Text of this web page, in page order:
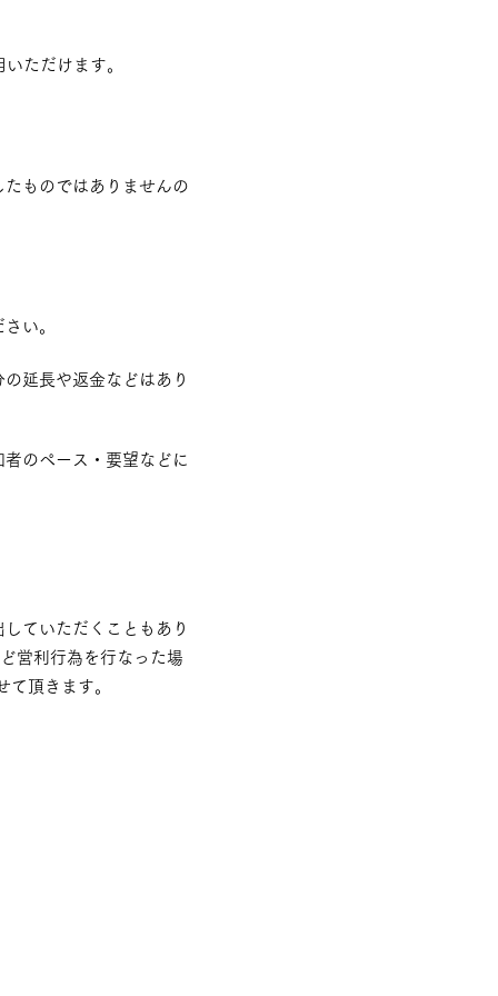
ただけます。​
ものではありませんの
い。
の延長や返金などはあり
のペース・要望などに
ていただくこともあり
営利行為を行なった場
頂きます。